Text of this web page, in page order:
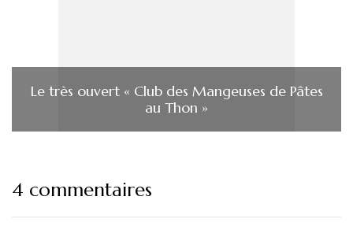
Le très ouvert « Club des Mangeuses de Pâtes
au Thon »
4 commentaires